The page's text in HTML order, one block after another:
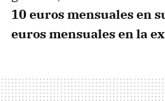
10 euros mensuales en
euros mensuales en la